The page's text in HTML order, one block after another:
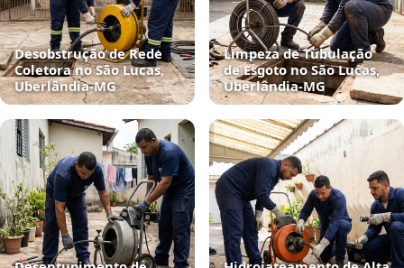
Desobstrução de Rede
Coletora no São Lucas,
Uberlândia‑MG
Limpeza de Tubulação
de Esgoto no São Lucas,
Uberlândia‑MG